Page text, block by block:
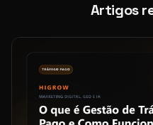
Artigos